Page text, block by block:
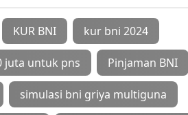
KUR BNI kur bni 2024
juta untuk pns Pinjaman BNI
simulasi bni griya multiguna